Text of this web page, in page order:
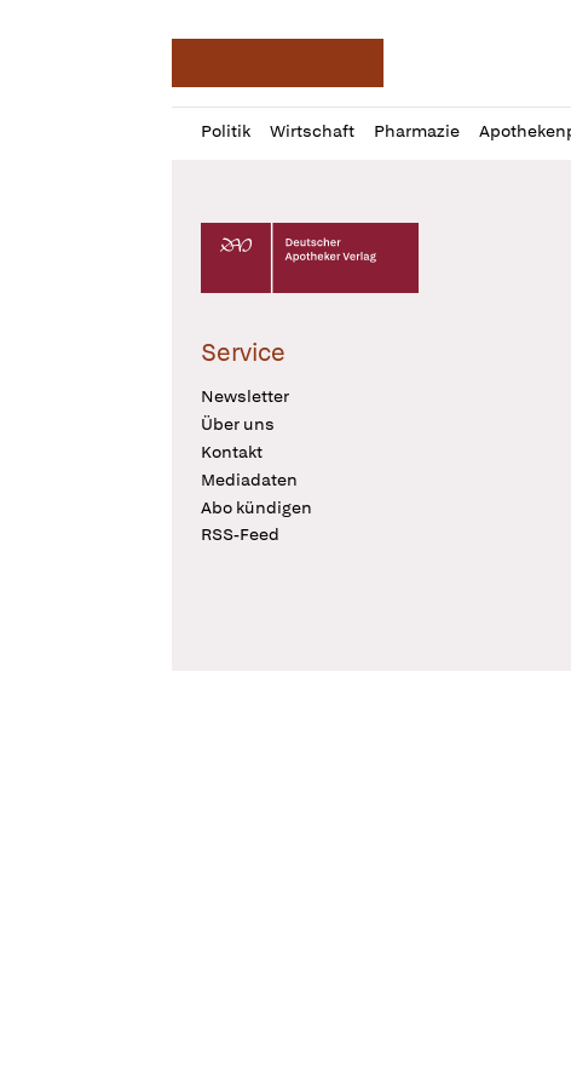
Politik Wirtschaft Pharmazie
Profil
öffnen
Daz
Pur
Deutscher Apotheker Verlag Logo
Service
Newsletter
Über uns
Kontakt
Mediadaten
Abo kündigen
RSS-Feed